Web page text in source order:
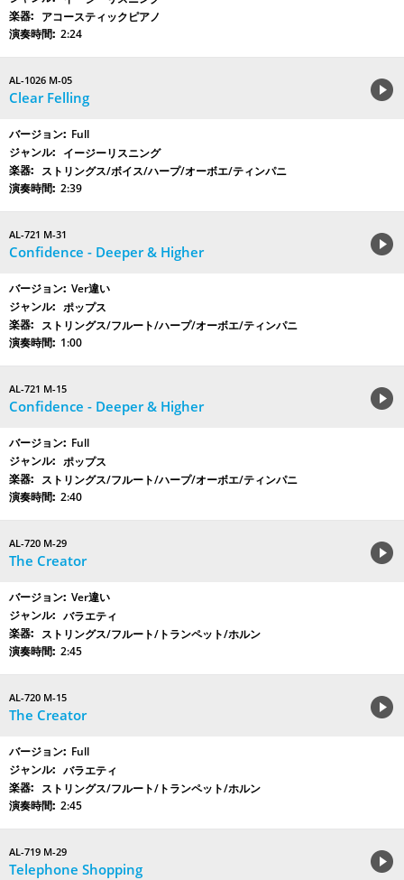
アコースティックピアノ
2:24
AL-1026 M-05
Clear Felling
Full
イージーリスニング
ストリングス/ボイス/ハープ/オーボエ/ティンパニ
2:39
AL-721 M-31
Confidence - Deeper & Higher
Ver違い
ポップス
ストリングス/フルート/ハープ/オーボエ/ティンパニ
1:00
AL-721 M-15
Confidence - Deeper & Higher
Full
ポップス
ストリングス/フルート/ハープ/オーボエ/ティンパニ
2:40
AL-720 M-29
The Creator
Ver違い
バラエティ
ストリングス/フルート/トランペット/ホルン
2:45
AL-720 M-15
The Creator
Full
バラエティ
ストリングス/フルート/トランペット/ホルン
2:45
AL-719 M-29
Telephone Shopping